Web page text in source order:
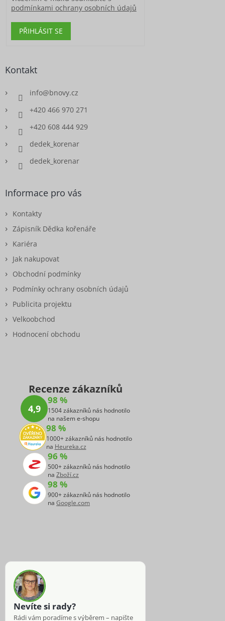
podmínkami ochrany osobních údajů
PŘIHLÁSIT SE
Kontakt
info@bnovy.cz
+420 466 970 271
+420 608 444 929
dedek_korenar
dedek_korenar
Informace pro vás
Kontakty
Zápisník Dědka kořenáře
Kariéra
Jak nakupovat
Obchodní podmínky
Podmínky ochrany osobních údajů
Publicita projektu
Velkoobchod
Hodnocení obchodu
Recenze zákazníků
4,9
98 %
1504 zákazníků nás hodnotilo
na našem e-shopu
98 %
1000+ zákazníků nás hodnotilo
na Heureka.cz
96 %
500+ zákazníků nás hodnotilo
na Zboží.cz
98 %
900+ zákazníků nás hodnotilo
na Google.com
Nevíte si rady?
Rádi vám poradíme s výběrem – napište